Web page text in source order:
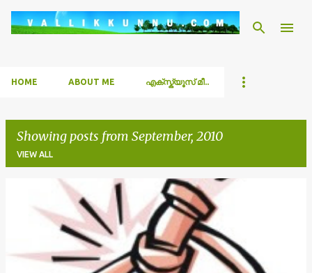
Skip to main content
HOME ABOUT ME എക്സ്ക്യൂസ് മീ..
Showing posts from September, 2010
VIEW ALL